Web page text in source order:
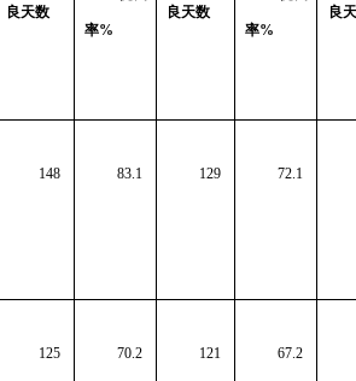
良天数
率%
良天数
率%
良
148 83.1 129 72.1
125 70.2 121 67.2